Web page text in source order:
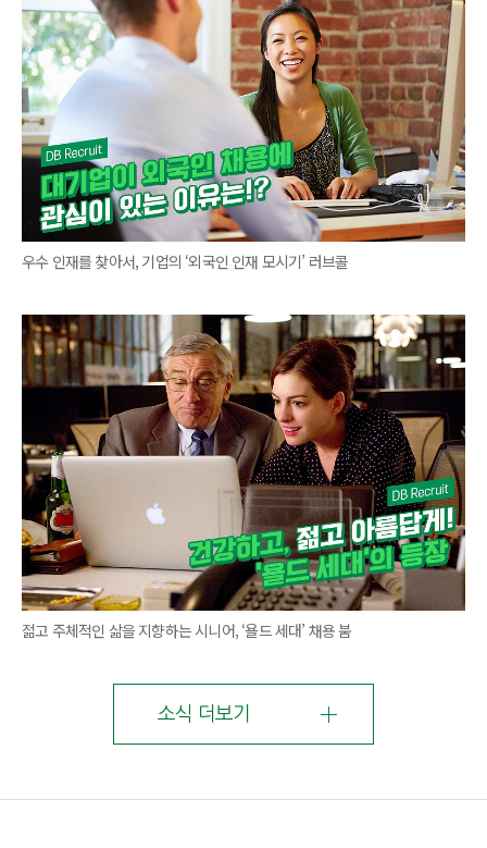
우수 인재를 찾아서, 기업의 ‘외국인 인재 모시기’ 러브콜
젊고 주체적인 삶을 지향하는 시니어, ‘욜드 세대’ 채용 붐
소식 더보기